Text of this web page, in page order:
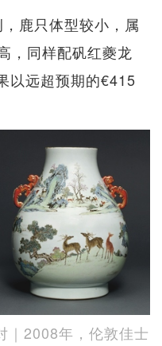
鹿只体型较小，属
，同样配矾红夔龙
以远超预期的€415
｜2008年，伦敦佳士